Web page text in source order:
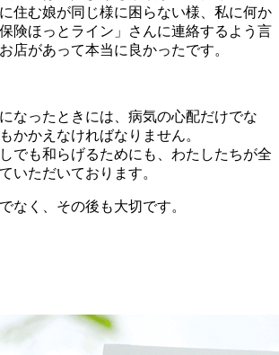
住む娘が同じ様に困らない様、私に何か
険ほっとライン」さんに連絡するよう言
店があって本当に良かったです。
なったときには、病気の心配だけでな
かかえなければなりません。
でも和らげるためにも、わたしたちが全
いただいております。
なく、その後も大切です。